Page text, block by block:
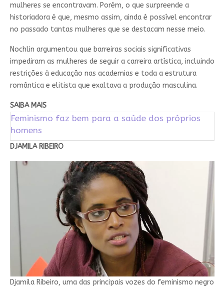
mulheres se encontravam. Porém, o que surpreende a
historiadora é que, mesmo assim, ainda é possível encontrar
no passado tantas mulheres que se destacam nesse meio.
Nochlin argumentou que barreiras sociais significativas
impediram as mulheres de seguir a carreira artística, incluindo
restrições à educação nas academias e toda a estrutura
romântica e elitista que exaltava a produção masculina.
SAIBA MAIS
Feminismo faz bem para a saúde dos próprios
homens
DJAMILA RIBEIRO
Djamila Ribeiro, uma das principais vozes do feminismo negro